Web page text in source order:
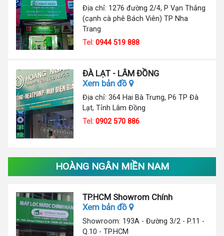
Địa chỉ: 1276 đường 2/4, P Vạn Thắng
(cạnh cà phê Bách Viên) TP Nha
Trang
Tel:0944 519 888
ĐÀ LẠT - LÂM ĐỒNG
Xem bản đồ
Địa chỉ: 364 Hai Bà Trưng, P6 TP Đà
Lạt, Tỉnh Lâm Đồng
Tel:0902 570 886
HOÀNG NGÂN MIỀN NAM
TP.HCM Showrom Chính
Xem bản đồ
Showroom: 193A - Đường 3/2 - P.11 -
Q.10 - TP.HCM